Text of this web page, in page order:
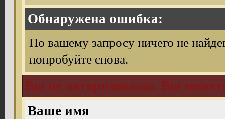
Обнаружена ошибка:
По вашему запросу ничего не
попробуйте снова.
Вы не авторизованы. Вы
Ваше имя